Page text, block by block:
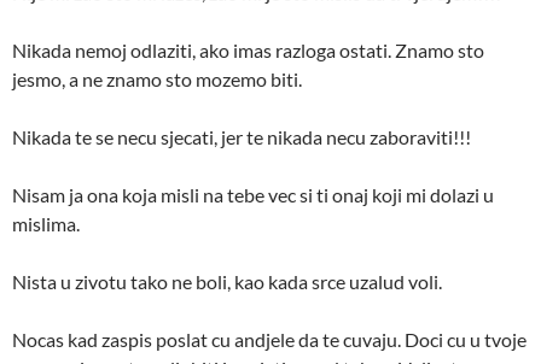
Nikada nemoj odlaziti, ako imas razloga ostati. Znamo sto
jesmo, a ne znamo sto mozemo biti.
Nikada te se necu sjecati, jer te nikada necu zaboraviti!!!
Nisam ja ona koja misli na tebe vec si ti onaj koji mi dolazi u
mislima.
Nista u zivotu tako ne boli, kao kada srce uzalud voli.
Nocas kad zaspis poslat cu andjele da te cuvaju. Doci cu u tvoje